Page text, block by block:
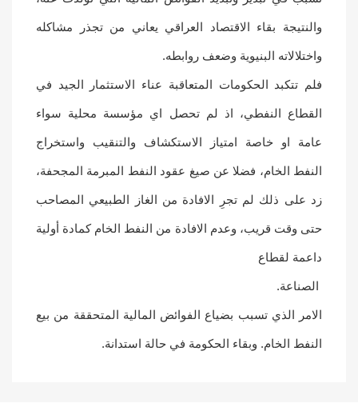
والنتيجة بقاء الاقتصاد العراقي يعاني من تجذر مشاكله
واختلالاته البنيوية وضعف روابطه.
فلم تتكبد الحكومات المتعاقبة عناء الاستثمار الجيد في
القطاع النفطي، اذ لم تحصل اي مؤسسة محلية سواء
عامة او خاصة امتياز الاستكشاف والتنقيب واستخراج
النفط الخام، فضلا عن صيغ عقود النفط المبرمة المجحفة،
زد على ذلك لم تجرِ الافادة من الغاز الطبيعي المصاحب
حتى وقت قريب، وعدم الافادة من النفط الخام كمادة أولية
داعمة لقطاع
الصناعة.
الامر الذي تسبب بضياع الفوائض المالية المتحققة من بيع
النفط الخام. وبقاء الحكومة في حالة استدانة.